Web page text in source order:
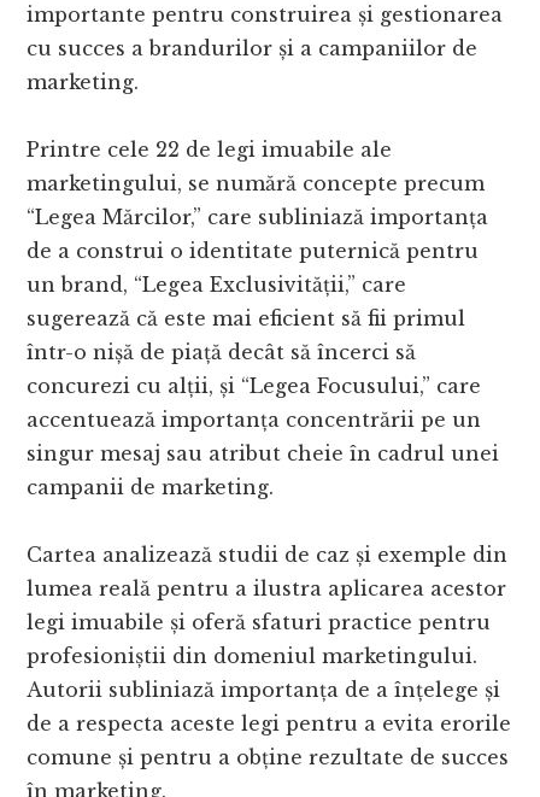
importante pentru construirea și gestionarea
cu succes a brandurilor și a campaniilor de
marketing.
Printre cele 22 de legi imuabile ale
marketingului, se numără concepte precum
“Legea Mărcilor,” care subliniază importanța
de a construi o identitate puternică pentru
un brand, “Legea Exclusivității,” care
sugerează că este mai eficient să fii primul
într-o nișă de piață decât să încerci să
concurezi cu alții, și “Legea Focusului,” care
accentuează importanța concentrării pe un
singur mesaj sau atribut cheie în cadrul unei
campanii de marketing.
Cartea analizează studii de caz și exemple din
lumea reală pentru a ilustra aplicarea acestor
legi imuabile și oferă sfaturi practice pentru
profesioniștii din domeniul marketingului.
Autorii subliniază importanța de a înțelege și
de a respecta aceste legi pentru a evita erorile
comune și pentru a obține rezultate de succes
în marketing.